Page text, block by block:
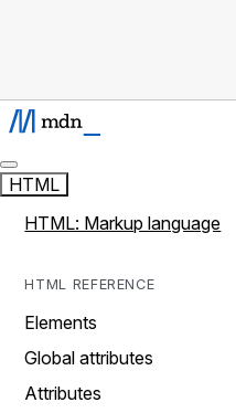
HTML
HTML: Markup language
HTML REFERENCE
Elements
Global attributes
Attributes